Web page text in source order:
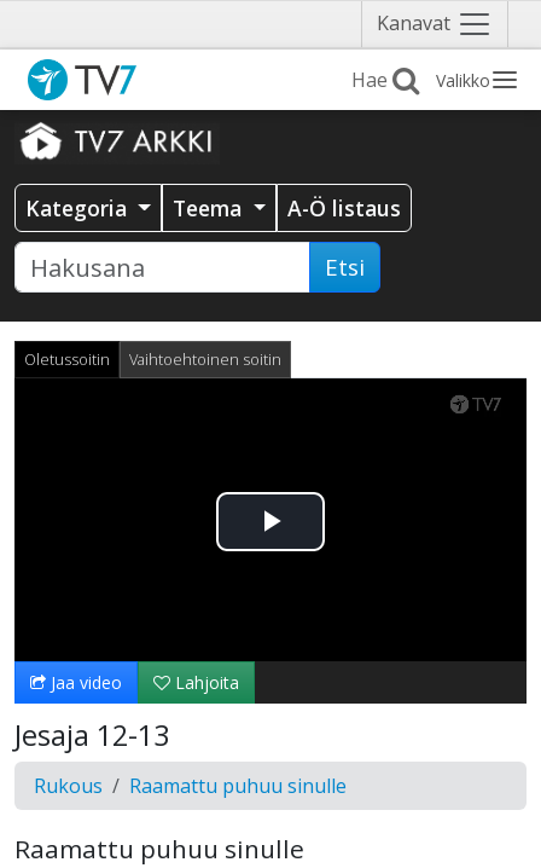
Kanavat Näytä
valikko
Valikko
Kategoria Teema A-Ö listaus
Etsi
Oletussoitin Vaihtoehtoinen soitin
Toista
Jaa video Lahjoita
Jesaja 12-13
Rukous Raamattu puhuu sinulle
Raamattu puhuu sinulle